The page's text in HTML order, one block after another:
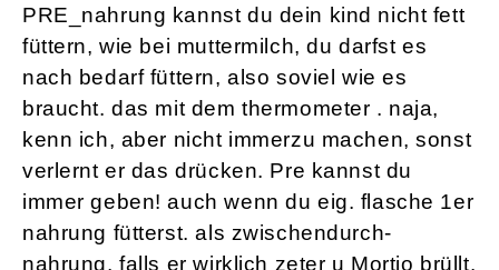
PRE_nahrung kannst du dein kind nicht fett
füttern, wie bei muttermilch, du darfst es
nach bedarf füttern, also soviel wie es
braucht. das mit dem thermometer . naja,
kenn ich, aber nicht immerzu machen, sonst
verlernt er das drücken. Pre kannst du
immer geben! auch wenn du eig. flasche 1er
nahrung fütterst. als zwischendurch-
nahrung, falls er wirklich zeter u Mortio brüllt.